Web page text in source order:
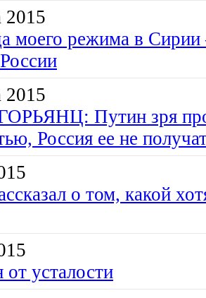
2015
моего режима в
2015
Путин зря
Россия ее не
о том, какой
от усталости